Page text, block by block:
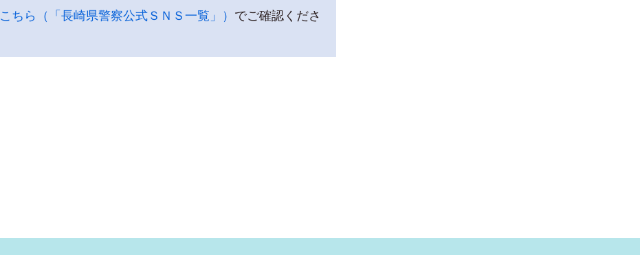
こちら（「長崎県警察公式ＳＮＳ一覧」） でご確認くださ